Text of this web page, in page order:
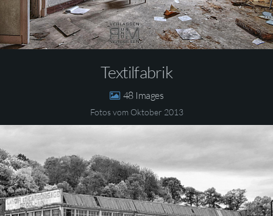
Textilfabrik
48
Fotos vom Oktober 2013